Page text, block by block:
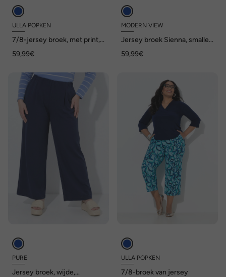
ULLA POPKEN
7/8-jersey broek, met print,
tailleband
59,99€
MODERN VIEW
Jersey broek Sienna, smalle
59,99€
PURE
Jersey broek, wijde,
ULLA POPKEN
7/8-broek van jersey